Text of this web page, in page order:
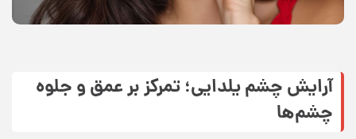
آرایش چشم یلدایی؛ تمرکز بر عمق و جلوه
چشم‌ها